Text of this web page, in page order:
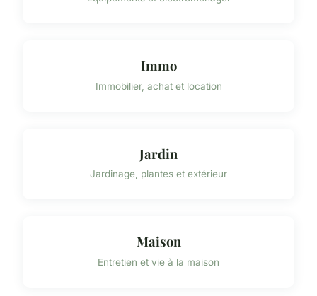
Immo
Immobilier, achat et location
Jardin
Jardinage, plantes et extérieur
Maison
Entretien et vie à la maison